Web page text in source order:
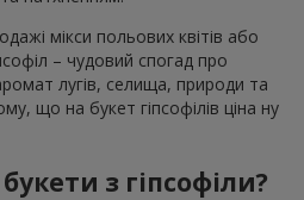
мікси польових квітів або
– чудовий спогад про
лугів, селища, природи та
що на букет гіпсофілів ціна ну
з гіпсофіли?